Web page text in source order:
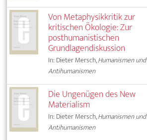
Von Metaphysikkritik zur
kritischen Ökologie: Zur
posthumanistischen
Grundlagendiskussion
In: Dieter Mersch,Humanismen und
Antihumanismen
Die Ungenügen des New
Materialism
In: Dieter Mersch,Humanismen und
Antihumanismen